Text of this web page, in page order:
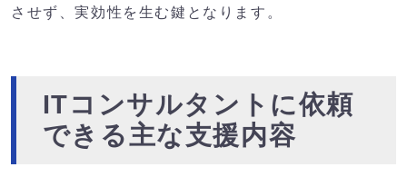
させず、実効性を生む鍵となります。
ITコンサルタントに依頼
できる主な支援内容